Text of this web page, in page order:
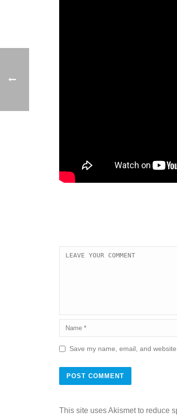
Save my name, email, and
This site uses Akismet to reduce